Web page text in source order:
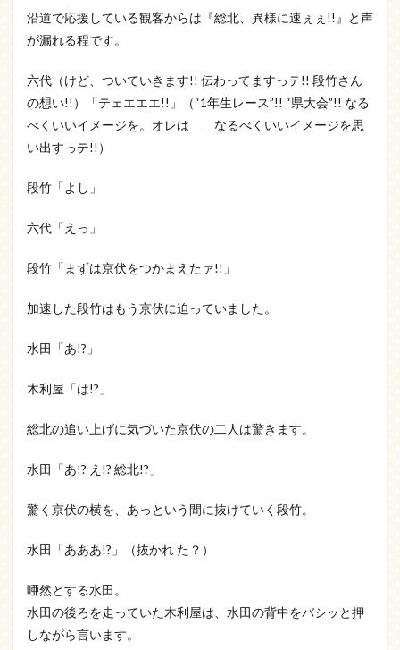
沿道で応援している観客からは『総北、異様に速ぇぇ!!』と声
が漏れる程です。
六代（けど、ついていきます!! 伝わってますっテ!! 段竹さん
の想い!!）「テェエエエ!!」（“1年生レース”!! “県大会”!! なる
べくいいイメージを。オレは＿＿なるべくいいイメージを思
い出すっテ!!）
段竹「よし」
六代「えっ」
段竹「まずは京伏をつかまえたァ!!」
加速した段竹はもう京伏に迫っていました。
水田「あ!?」
木利屋「は!?」
総北の追い上げに気づいた京伏の二人は驚きます。
水田「あ!? え!? 総北!?」
驚く京伏の横を、あっという間に抜けていく段竹。
水田「あああ!?」（抜かれ た？）
唖然とする水田。
水田の後ろを走っていた木利屋は、水田の背中をバシッと押
しながら言います。